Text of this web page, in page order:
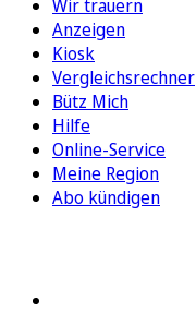
Wir trauern
Anzeigen
Kiosk
Vergleichsrechner
Bütz Mich
Hilfe
Online-Service
Meine Region
Abo kündigen